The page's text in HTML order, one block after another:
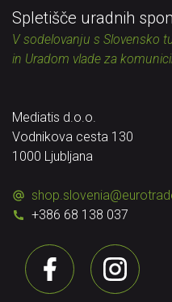
Spletišče uradnih
V sodelovanju s Slovensko
in Uradom vlade za
Mediatis d.o.o.
Vodnikova cesta 130
1000 Ljubljana
shop.slovenia@
+386 68 138 037